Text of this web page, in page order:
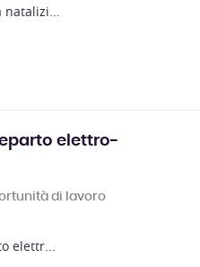
natalizi...
elettro-
di lavoro
elettr...